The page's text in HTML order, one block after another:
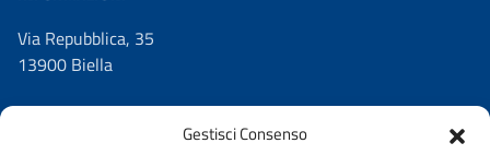
Gestisci Consenso
Via Repubblica, 35
13900 Biella